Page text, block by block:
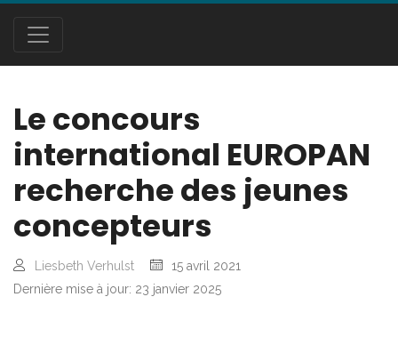
Le concours
international EUROPAN
recherche des jeunes
concepteurs
Liesbeth Verhulst
15 avril 2021
Dernière mise à jour: 23 janvier 2025